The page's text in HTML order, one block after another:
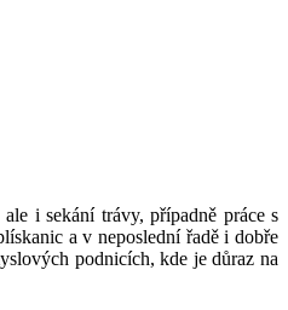
i sekání trávy, případně práce s
a v neposlední řadě i dobře
podnicích, kde je důraz na